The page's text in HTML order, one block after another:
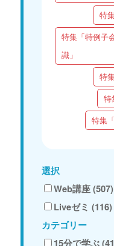
特
特集「特例子
識」
特
特
特集
選択
Web講座 (507)
Liveゼミ (116)
カテゴリー
15分で学ぶ